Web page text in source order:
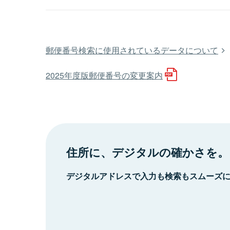
郵便番号検索に使用されているデータについて
2025年度版郵便番号の変更案内
住所に、デジタルの確かさを。
デジタルアドレスで入力も検索もスムーズ